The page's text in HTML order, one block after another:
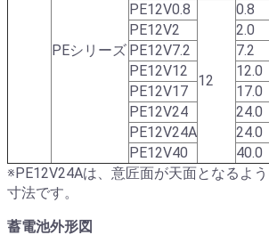
PEシリーズ
PE12V0.8
12
0.8
PE12V2
2.0
PE12V7.2
7.2
PE12V12
12.0
PE12V17
17.0
PE12V24
24.0
PE12V24A
24.0
PE12V40
40.0
※PE12V24Aは、意匠面が天面となるよ
寸法です。
蓄電池外形図